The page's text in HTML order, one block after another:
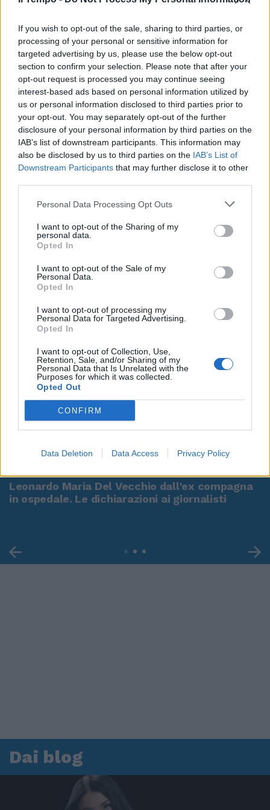
If you wish to opt-out of the sale, sharing to third parties, or
processing of your personal or sensitive information for
targeted advertising by us, please use the below opt-out
section to confirm your selection. Please note that after your
opt-out request is processed you may continue seeing
interest-based ads based on personal information utilized by
us or personal information disclosed to third parties prior to
your opt-out. You may separately opt-out of the further
disclosure of your personal information by third parties on the
IAB’s list of downstream participants. This information may
also be disclosed by us to third parties on the IAB’s List of
Downstream Participants that may further disclose it to other
Personal Data Processing Opt Outs
I want to opt-out of the Sharing of my
personal data.
Opted In
I want to opt-out of the Sale of my
Personal Data.
Opted In
I want to opt-out of processing my
Personal Data for Targeted Advertising.
Opted In
I want to opt-out of Collection, Use,
Retention, Sale, and/or Sharing of my
Personal Data that Is Unrelated with the
Purposes for which it was collected.
Opted Out
CONFIRM
Data Deletion Data Access Privacy Policy
00:00 01:16
Leonardo Maria Del Vecchio dall'ex compagna
in ospedale. Le dichiarazioni ai giornalisti
Dai blog